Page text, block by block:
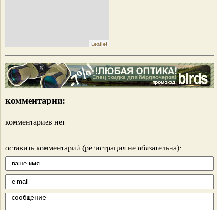
Leaflet
комментарии:
комментариев нет
оставить комментарий (регистрация не обязательна):